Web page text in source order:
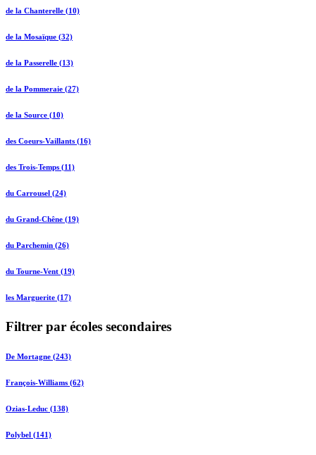
de la Chanterelle (10)
de la Mosaïque (32)
de la Passerelle (13)
de la Pommeraie (27)
de la Source (10)
des Coeurs-Vaillants (16)
des Trois-Temps (11)
du Carrousel (24)
du Grand-Chêne (19)
du Parchemin (26)
du Tourne-Vent (19)
les Marguerite (17)
Filtrer par écoles secondaires
De Mortagne (243)
François-Williams (62)
Ozias-Leduc (138)
Polybel (141)